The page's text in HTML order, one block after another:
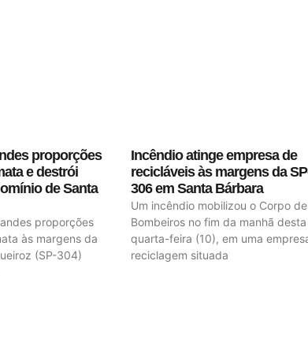
proporções
e destrói
de Santa
proporções
às margens da
(SP-304)
Incêndio atinge empresa de
recicláveis às margens da
306 em Santa Bárbara
Um incêndio mobilizou o Corpo de
Bombeiros no fim da manhã desta
quarta-feira (10), em uma
reciclagem situada